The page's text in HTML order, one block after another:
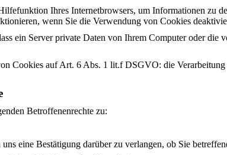
Ihres Internetbrowsers, um Informationen zu
wenn Sie die Verwendung von Cookies
ein Server private Daten von Ihrem Computer oder die
Cookies auf Art. 6 Abs. 1 lit.f DSGVO: die
Betroffenenrechte zu:
eine Bestätigung darüber zu verlangen, ob Sie